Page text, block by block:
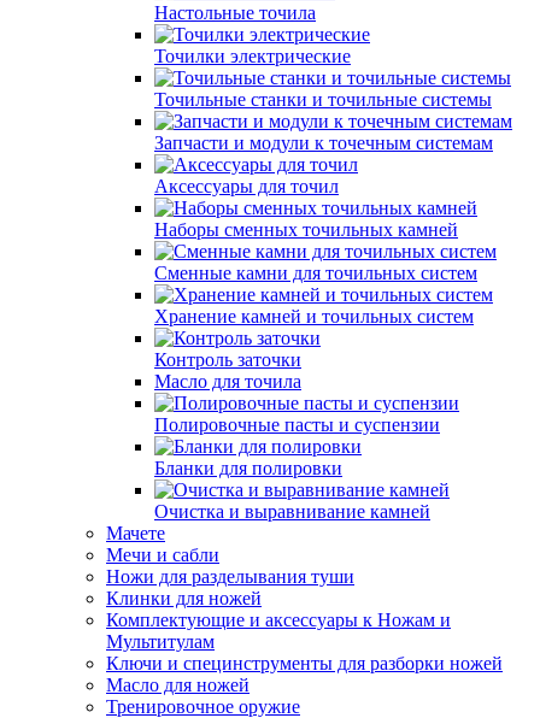
Настольные точила
Точилки электрические
Точильные станки и точильные системы
Запчасти и модули к точечным системам
Аксессуары для точил
Наборы сменных точильных камней
Сменные камни для точильных систем
Хранение камней и точильных систем
Контроль заточки
Масло для точила
Полировочные пасты и суспензии
Бланки для полировки
Очистка и выравнивание камней
Мачете
Мечи и сабли
Ножи для разделывания туши
Клинки для ножей
Комплектующие и аксессуары к Ножам и
Мультитулам
Ключи и специнструменты для разборки ножей
Масло для ножей
Тренировочное оружие